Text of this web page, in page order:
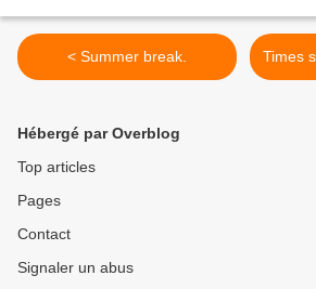
< Summer break.
Hébergé par Overblog
Top articles
Pages
Contact
Signaler un abus